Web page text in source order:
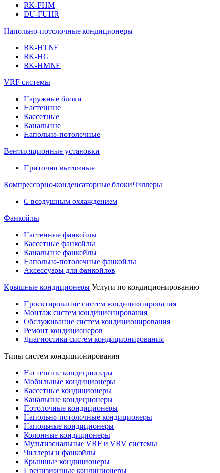
RK-FHM
DU-FUHR
Напольно-потолочные кондиционеры
RK-HTNE
RK-HG
RK-HMNE
VRF системы
Наружные блоки
Настенные
Кассетные
Канальные
Напольно-потолочные
Вентиляционные установки
Приточно-вытяжные
Компрессорно-конденсаторные блокиЧиллеры
С воздушным охлаждением
Фанкойлы
Настенные фанкойлы
Кассетные фанкойлы
Канальные фанкойлы
Напольно-потолочные фанкойлы
Аксессуары для фанкойлов
Крышные кондиционеры Услуги по кондиционированию
Проектирование систем кондиционирования
Монтаж систем кондиционирования
Обслуживание систем кондиционирования
Ремонт кондиционеров
Диагностика систем кондиционирования
Типы систем кондиционирования
Настенные кондиционеры
Мобильные кондиционеры
Кассетные кондиционеры
Канальные кондиционеры
Потолочные кондиционеры
Напольно-потолочные кондиционеры
Напольные кондиционеры
Колонные кондиционеры
Мультизональные VRF и VRV системы
Чиллеры и фанкойлы
Крышные кондиционеры
Прецизионные кондиционеры